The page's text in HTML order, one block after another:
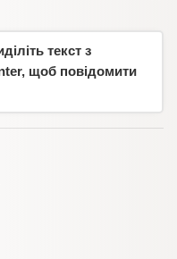
текст з
щоб повідомити